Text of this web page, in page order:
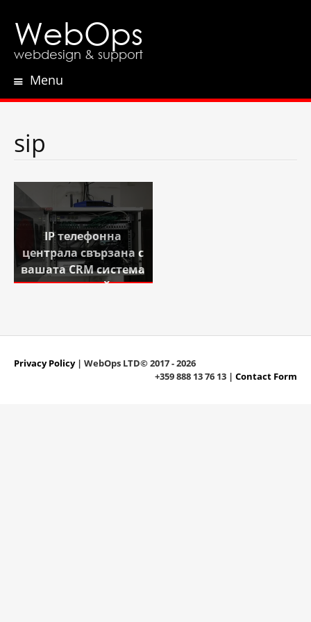
WebOps
webdesign & support
Menu
sip
IP телефонна
централа свързана с
вашата CRM система
или онлайн
Privacy Policy| WebOps LTD© 2017 - 2026
+359 888 13 76 13 | Contact Form